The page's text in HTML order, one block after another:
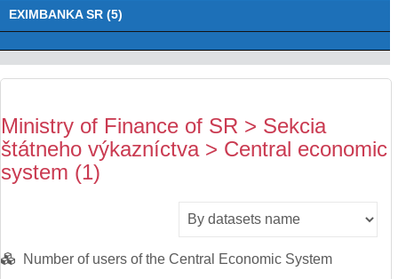
EXIMBANKA SR (5)
Ministry of Finance of SR > Sekcia
štátneho výkazníctva > Central economic
system (1)
Number of users of the Central Economic System